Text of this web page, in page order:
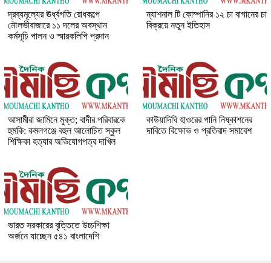
দ্রব্যমূল্যের ঊর্ধ্বগতি রোধকল্পে
মৌলভীবাজারে ১১ দলের অবস্থান
কর্মসূচি পালন ও স্মারকলিপি প্রদান
ন্যাশনাল টি কোম্পানির ১২ চা বাগানের চা
বিক্রয়ে নতুন ইতিহাস
আসামীরা জামিনে মুক্ত; বাদীর পরিবারকে
হুমকি: কমলগঞ্জে বহুল আলোচিত স্কুল
শিক্ষিকা হত্যার অভিযোগপত্র দাখিল
কাউয়াদিঘি হাওরের পানি নিষ্কাশনের
দাবিতে বিক্ষোভ ও প্রতিবাদ সমাবেশ
ভারত সরকারের বৃত্তিতে উচ্চশিক্ষা
অর্জনে যাচ্ছেন ৫৪১ বাংলাদেশি